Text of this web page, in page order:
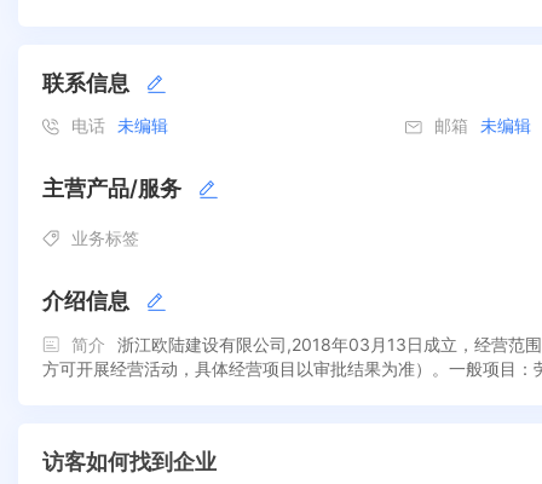
联系信息
电话 未编辑 邮箱 未编辑
主营产品/服务
业务标签
介绍信息
简介
浙江欧陆建设有限公司,2018年03月13日成立，经营范
方可开展经营活动，具体经营项目以审批结果为准）。一般项目
访客如何找到企业